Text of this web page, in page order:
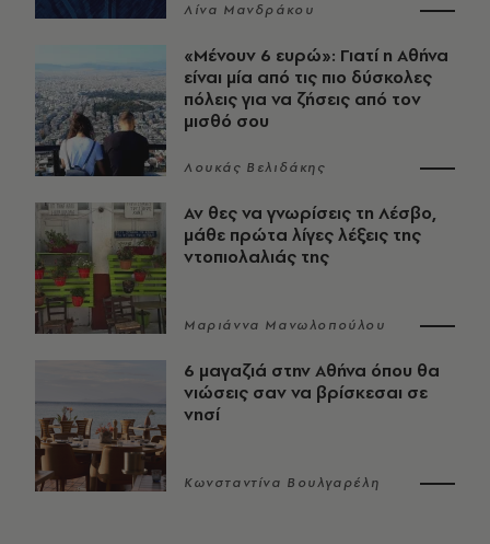
Λίνα Μανδράκου
«Μένουν 6 ευρώ»: Γιατί η Αθήνα
είναι μία από τις πιο δύσκολες
πόλεις για να ζήσεις από τον
μισθό σου
Λουκάς Βελιδάκης
Αν θες να γνωρίσεις τη Λέσβο,
μάθε πρώτα λίγες λέξεις της
ντοπιολαλιάς της
Μαριάννα Μανωλοπούλου
6 μαγαζιά στην Αθήνα όπου θα
νιώσεις σαν να βρίσκεσαι σε
νησί
Κωνσταντίνα Βουλγαρέλη